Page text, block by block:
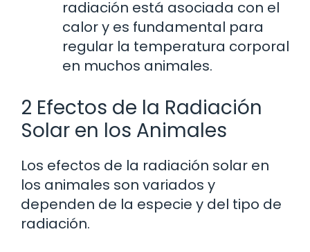
radiación está asociada con el
calor y es fundamental para
regular la temperatura corporal
en muchos animales.
2 Efectos de la Radiación
Solar en los Animales
Los efectos de la radiación solar en
los animales son variados y
dependen de la especie y del tipo de
radiación.